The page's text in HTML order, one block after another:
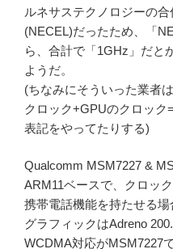
ルネサステクノロジーの
(NECEL)だったため、「
ら、合計で「1GHz」だと
ようだ。
(ちなみにそういった業者
クロック+GPUのクロック
表記をやってたりする)
Qualcomm MSM7227 &
ARM11ベースで、クロッ
携帯電話機能を持たせる場
グラフィックはAdreno 200.
WCDMA対応がMSM7227